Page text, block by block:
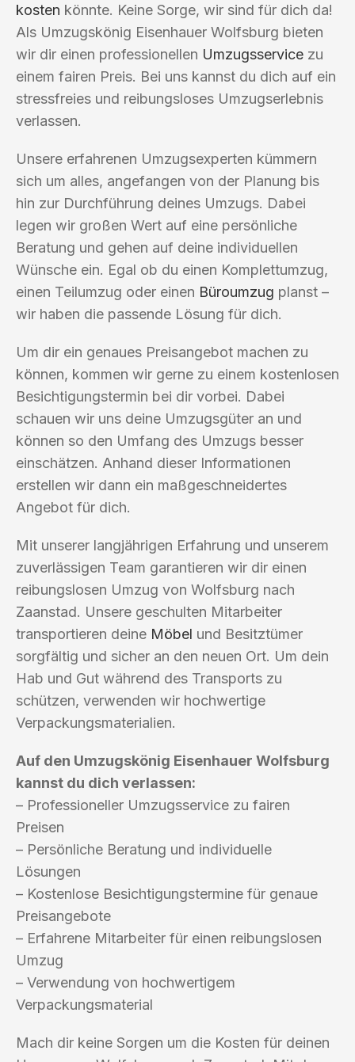
kosten könnte. Keine Sorge, wir sind für dich da!
Als Umzugskönig Eisenhauer Wolfsburg bieten
wir dir einen professionellen Umzugsservice zu
einem fairen Preis. Bei uns kannst du dich auf ein
stressfreies und reibungsloses Umzugserlebnis
verlassen.
Unsere erfahrenen Umzugsexperten kümmern
sich um alles, angefangen von der Planung bis
hin zur Durchführung deines Umzugs. Dabei
legen wir großen Wert auf eine persönliche
Beratung und gehen auf deine individuellen
Wünsche ein. Egal ob du einen Komplettumzug,
einen Teilumzug oder einen Büroumzug planst –
wir haben die passende Lösung für dich.
Um dir ein genaues Preisangebot machen zu
können, kommen wir gerne zu einem kostenlosen
Besichtigungstermin bei dir vorbei. Dabei
schauen wir uns deine Umzugsgüter an und
können so den Umfang des Umzugs besser
einschätzen. Anhand dieser Informationen
erstellen wir dann ein maßgeschneidertes
Angebot für dich.
Mit unserer langjährigen Erfahrung und unserem
zuverlässigen Team garantieren wir dir einen
reibungslosen Umzug von Wolfsburg nach
Zaanstad. Unsere geschulten Mitarbeiter
transportieren deine Möbel und Besitztümer
sorgfältig und sicher an den neuen Ort. Um dein
Hab und Gut während des Transports zu
schützen, verwenden wir hochwertige
Verpackungsmaterialien.
Auf den Umzugskönig Eisenhauer Wolfsburg
kannst du dich verlassen:
– Professioneller Umzugsservice zu fairen
Preisen
– Persönliche Beratung und individuelle
Lösungen
– Kostenlose Besichtigungstermine für genaue
Preisangebote
– Erfahrene Mitarbeiter für einen reibungslosen
Umzug
– Verwendung von hochwertigem
Verpackungsmaterial
Mach dir keine Sorgen um die Kosten für deinen